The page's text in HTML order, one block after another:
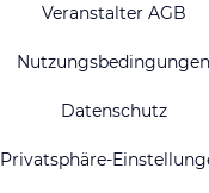
Veranstalter AGB
Nutzungsbedingungen
Datenschutz
Privatsphäre-